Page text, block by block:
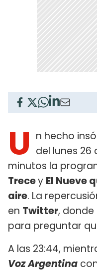
U n hecho
del lunes 26
minutos la
Trecey El Nueve
aire. La
en Twitter, donde
para preguntar
A las 23:44,
Voz Argentina